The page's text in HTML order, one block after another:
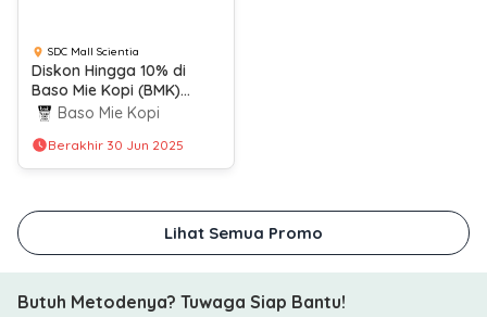
SDC Mall Scientia
Diskon Hingga 10% di
Baso Mie Kopi (BMK)
dengan Tukar Livin’poin
Baso Mie Kopi
Berakhir 30 Jun 2025
Lihat Semua Promo
Butuh Metodenya? Tuwaga Siap Bantu!